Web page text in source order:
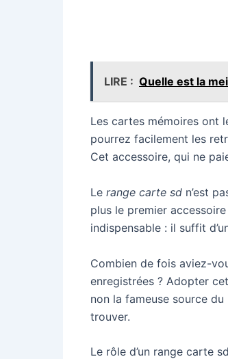
LIRE : Quelle est la
Les cartes mémoires ont
pourrez facilement les
Cet accessoire, qui ne
Le range carte sd n’est
plus le premier
indispensable : il suffit
Combien de fois aviez-
enregistrées ? Adopter
non la fameuse source
trouver.
Le rôle d’un range carte